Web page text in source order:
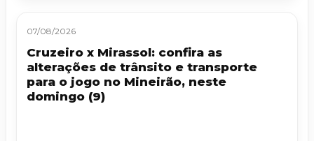
07/08/2026
Cruzeiro x Mirassol: confira as
alterações de trânsito e transporte
para o jogo no Mineirão, neste
domingo (9)